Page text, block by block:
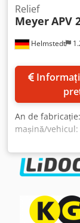
Helmstedt
Relief
MeyerAPV
An de fabricație:
mașină/vehicul:
imprimare
Cursa: 160
14 kN